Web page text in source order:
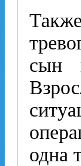
сын
одна